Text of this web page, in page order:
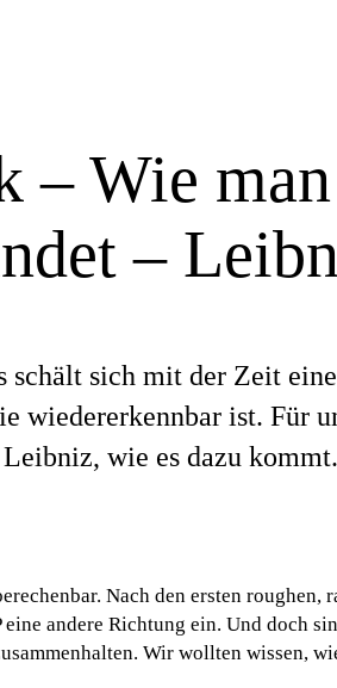
– Wie
–
schält sich mit der Zeit
wiedererkennbar ist. Für
wie es dazu kommt.
Nach den ersten roughen,
andere Richtung ein. Und doch
Wir wollten wissen,